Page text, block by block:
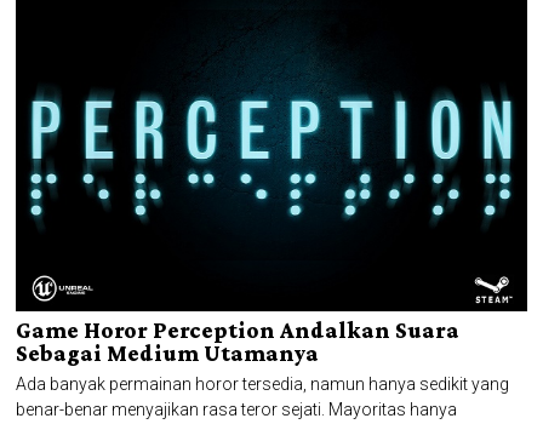
Game Horor Perception Andalkan Suara
Sebagai Medium Utamanya
Ada banyak permainan horor tersedia, namun hanya sedikit yang
benar-benar menyajikan rasa teror sejati. Mayoritas hanya